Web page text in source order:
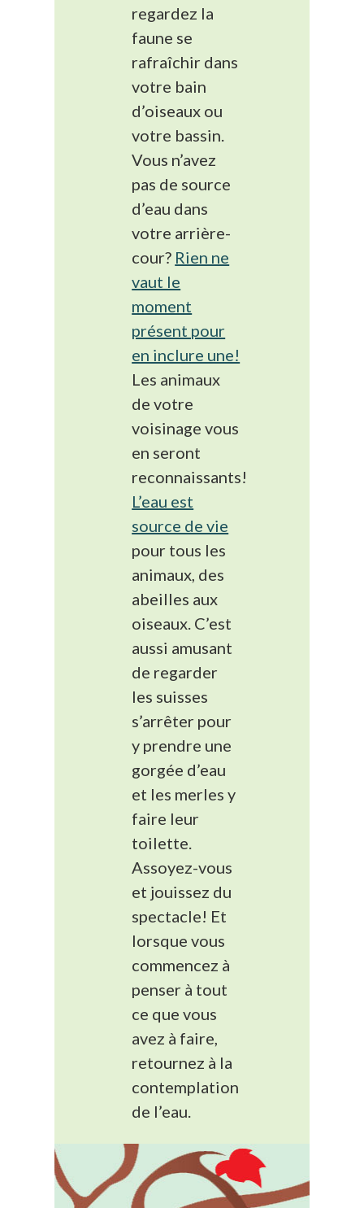
regardez la
faune se
rafraîchir dans
votre bain
d’oiseaux ou
votre bassin.
Vous n’avez
pas de source
d’eau dans
votre arrière-
cour? Rien ne
vaut le
moment
présent pour
en inclure une!
Les animaux
de votre
voisinage vous
en seront
reconnaissants!
L’eau est
source de vie
pour tous les
animaux, des
abeilles aux
oiseaux. C’est
aussi amusant
de regarder
les suisses
s’arrêter pour
y prendre une
gorgée d’eau
et les merles y
faire leur
toilette.
Assoyez-vous
et jouissez du
spectacle! Et
lorsque vous
commencez à
penser à tout
ce que vous
avez à faire,
retournez à la
contemplation
de l’eau.